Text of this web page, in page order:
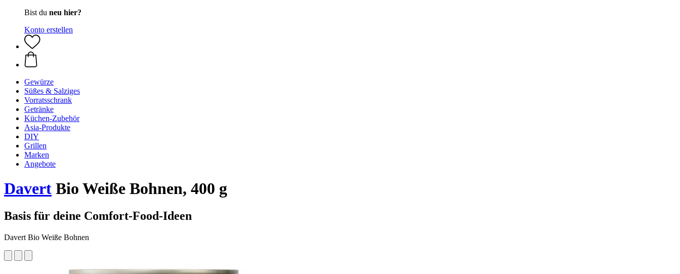
Bist du neu hier?
Konto erstellen
Gewürze
Süßes & Salziges
Vorratsschrank
Getränke
Küchen-Zubehör
Asia-Produkte
DIY
Grillen
Marken
Angebote
Davert Bio Weiße Bohnen, 400 g
Basis für deine Comfort-Food-Ideen
Davert Bio Weiße Bohnen